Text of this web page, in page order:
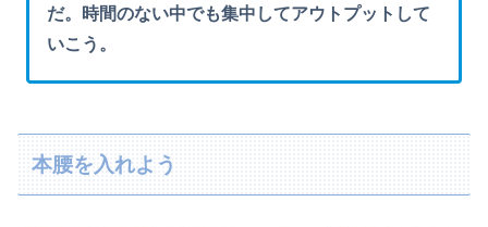
だ。時間のない中でも集中してアウトプットして
いこう。
本腰を入れよう